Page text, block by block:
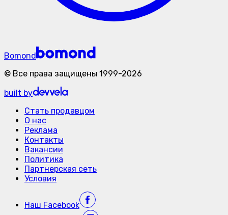
Bomond
© Все права защищены 1999-2026
built by
Стать продавцом
О нас
Реклама
Контакты
Вакансии
Политика
Партнерская сеть
Условия
Наш Facebook